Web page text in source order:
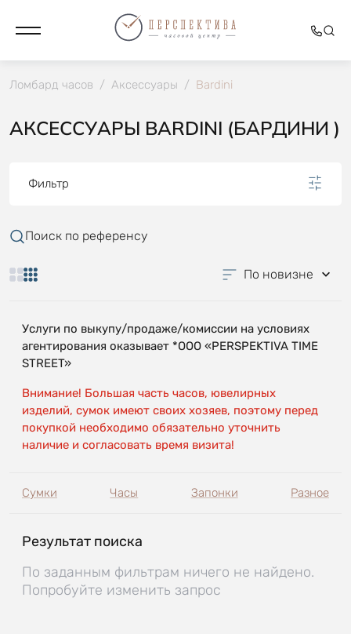
Ломбард часов / Аксессуары / Bardini
АКСЕССУАРЫ BARDINI (БАРДИНИ )
Фильтр
Поиск по референсу
По новизне
Услуги по выкупу/продаже/комиссии на условиях
агентирования оказывает *OOO «PERSPEKTIVA TIME
STREET»
Внимание! Большая часть часов, ювелирных
изделий, сумок имеют своих хозяев, поэтому перед
покупкой необходимо обязательно уточнить
наличие и согласовать время визита!
Сумки Часы Запонки Разное
Результат поиска
По заданным фильтрам ничего не найдено.
Попробуйте изменить запрос